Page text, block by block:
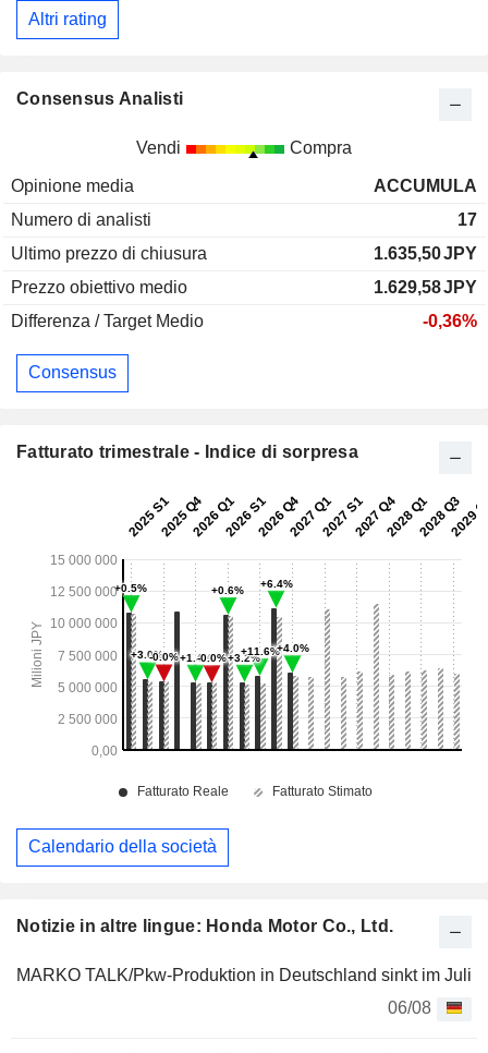
Notizie in altre lingue: Honda Motor Co., Ltd.
MARKO TALK/Pkw-Produktion in Deutschland sinkt im Juli
06/08
Altri rating
Consensus Analisti
Vendi Compra
Opinione media
ACCUMULA
Numero di analisti
17
Ultimo prezzo di chiusura
1.635,50JPY
Prezzo obiettivo medio
1.629,58JPY
Differenza / Target Medio
-0,36%
Consensus
Fatturato trimestrale - Indice di sorpresa
Calendario della società